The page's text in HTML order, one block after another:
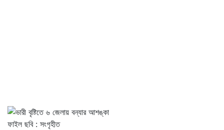
ফাইল ছবি : সংগৃহীত